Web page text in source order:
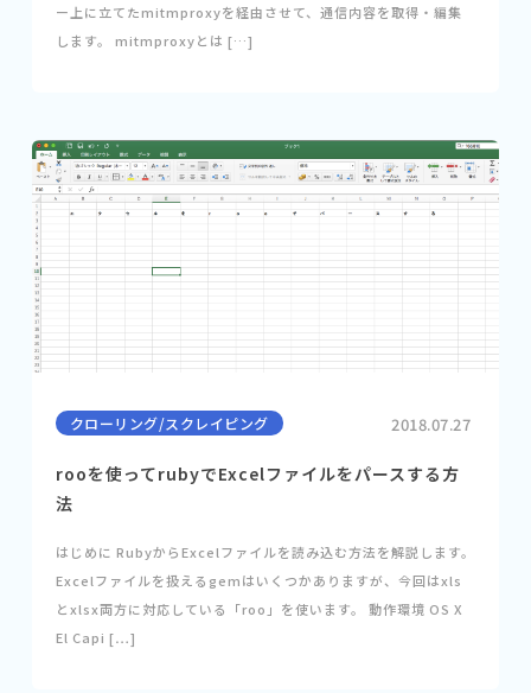
ー上に立てたmitmproxyを経由させて、通信内容を取得・編集
します。 mitmproxyとは […]
クローリング/スクレイピング 2018.07.27
rooを使ってrubyでExcelファイルをパースする方
法
はじめに RubyからExcelファイルを読み込む方法を解説します。
Excelファイルを扱えるgemはいくつかありますが、今回はxls
とxlsx両方に対応している「roo」を使います。 動作環境 OS X
El Capi […]